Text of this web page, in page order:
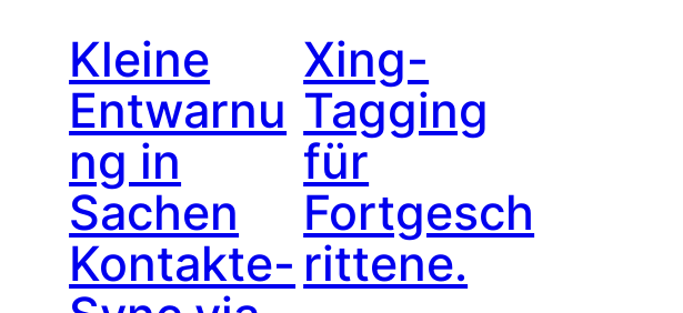
Kleine
Entwarnu
ng in
Sachen
Kontakte-
Xing-
Tagging
für
Fortgesch
rittene.